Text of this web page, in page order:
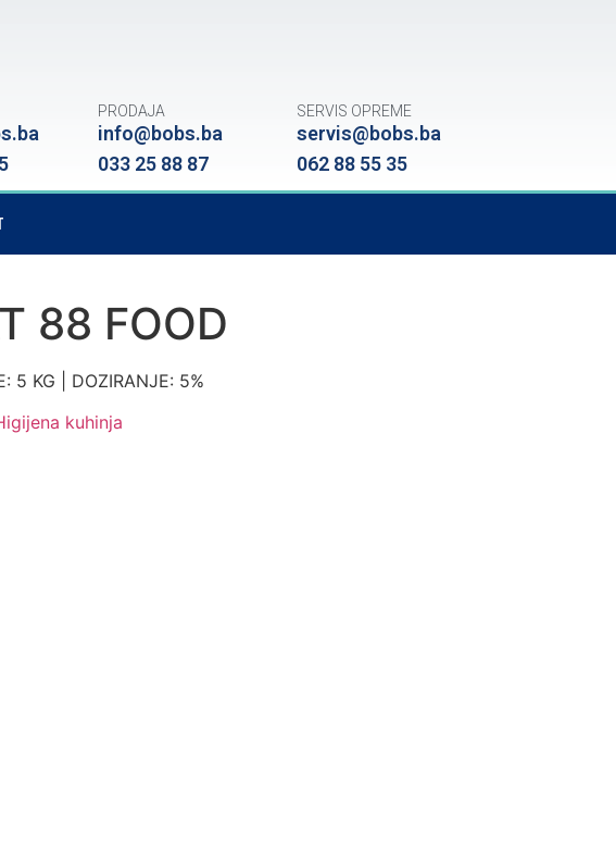
PRODAJA
info@bobs.ba
033 25 88 87
SERVIS OPREME
servis@bobs.ba
062 88 55 35
88 FOOD
5 KG | DOZIRANJE: 5%
kuhinja